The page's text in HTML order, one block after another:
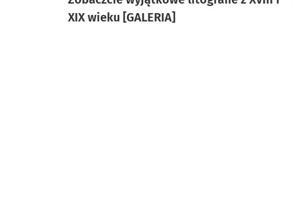
XIX wieku [GALERIA]